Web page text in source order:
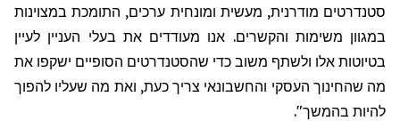
סטנדרטים מודרנית, מעשית ומונחית ערכים, התומכת במצוינות
במגוון משימות והקשרים. אנו מעודדים את בעלי העניין לעיין
בטיוטות אלו ולשתף משוב כדי שהסטנדרטים הסופיים ישקפו את
מה שהחינוך העסקי והחשבונאי צריך כעת, ואת מה שעליו להפוך
להיות בהמשך".